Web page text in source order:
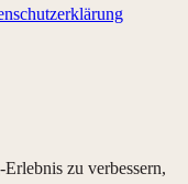
zu verbessern,